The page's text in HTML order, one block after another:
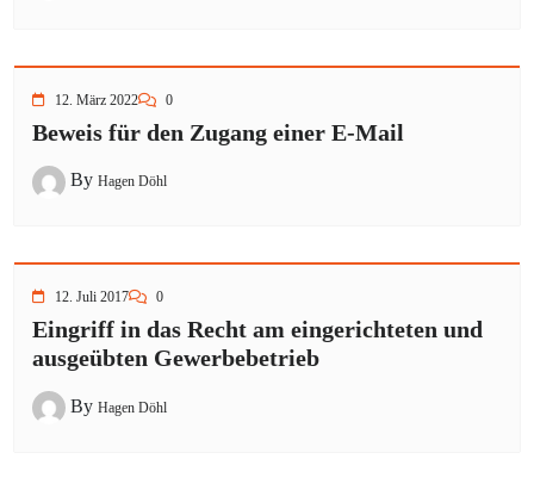
12. März 2022 0
Beweis für den Zugang einer E-Mail
By Hagen Döhl
12. Juli 2017 0
Eingriff in das Recht am eingerichteten und
ausgeübten Gewerbebetrieb
By Hagen Döhl